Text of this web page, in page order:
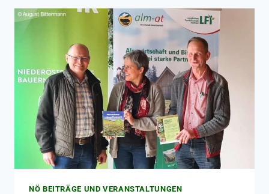
NÖ BEITRÄGE UND VERANSTALTUNGEN